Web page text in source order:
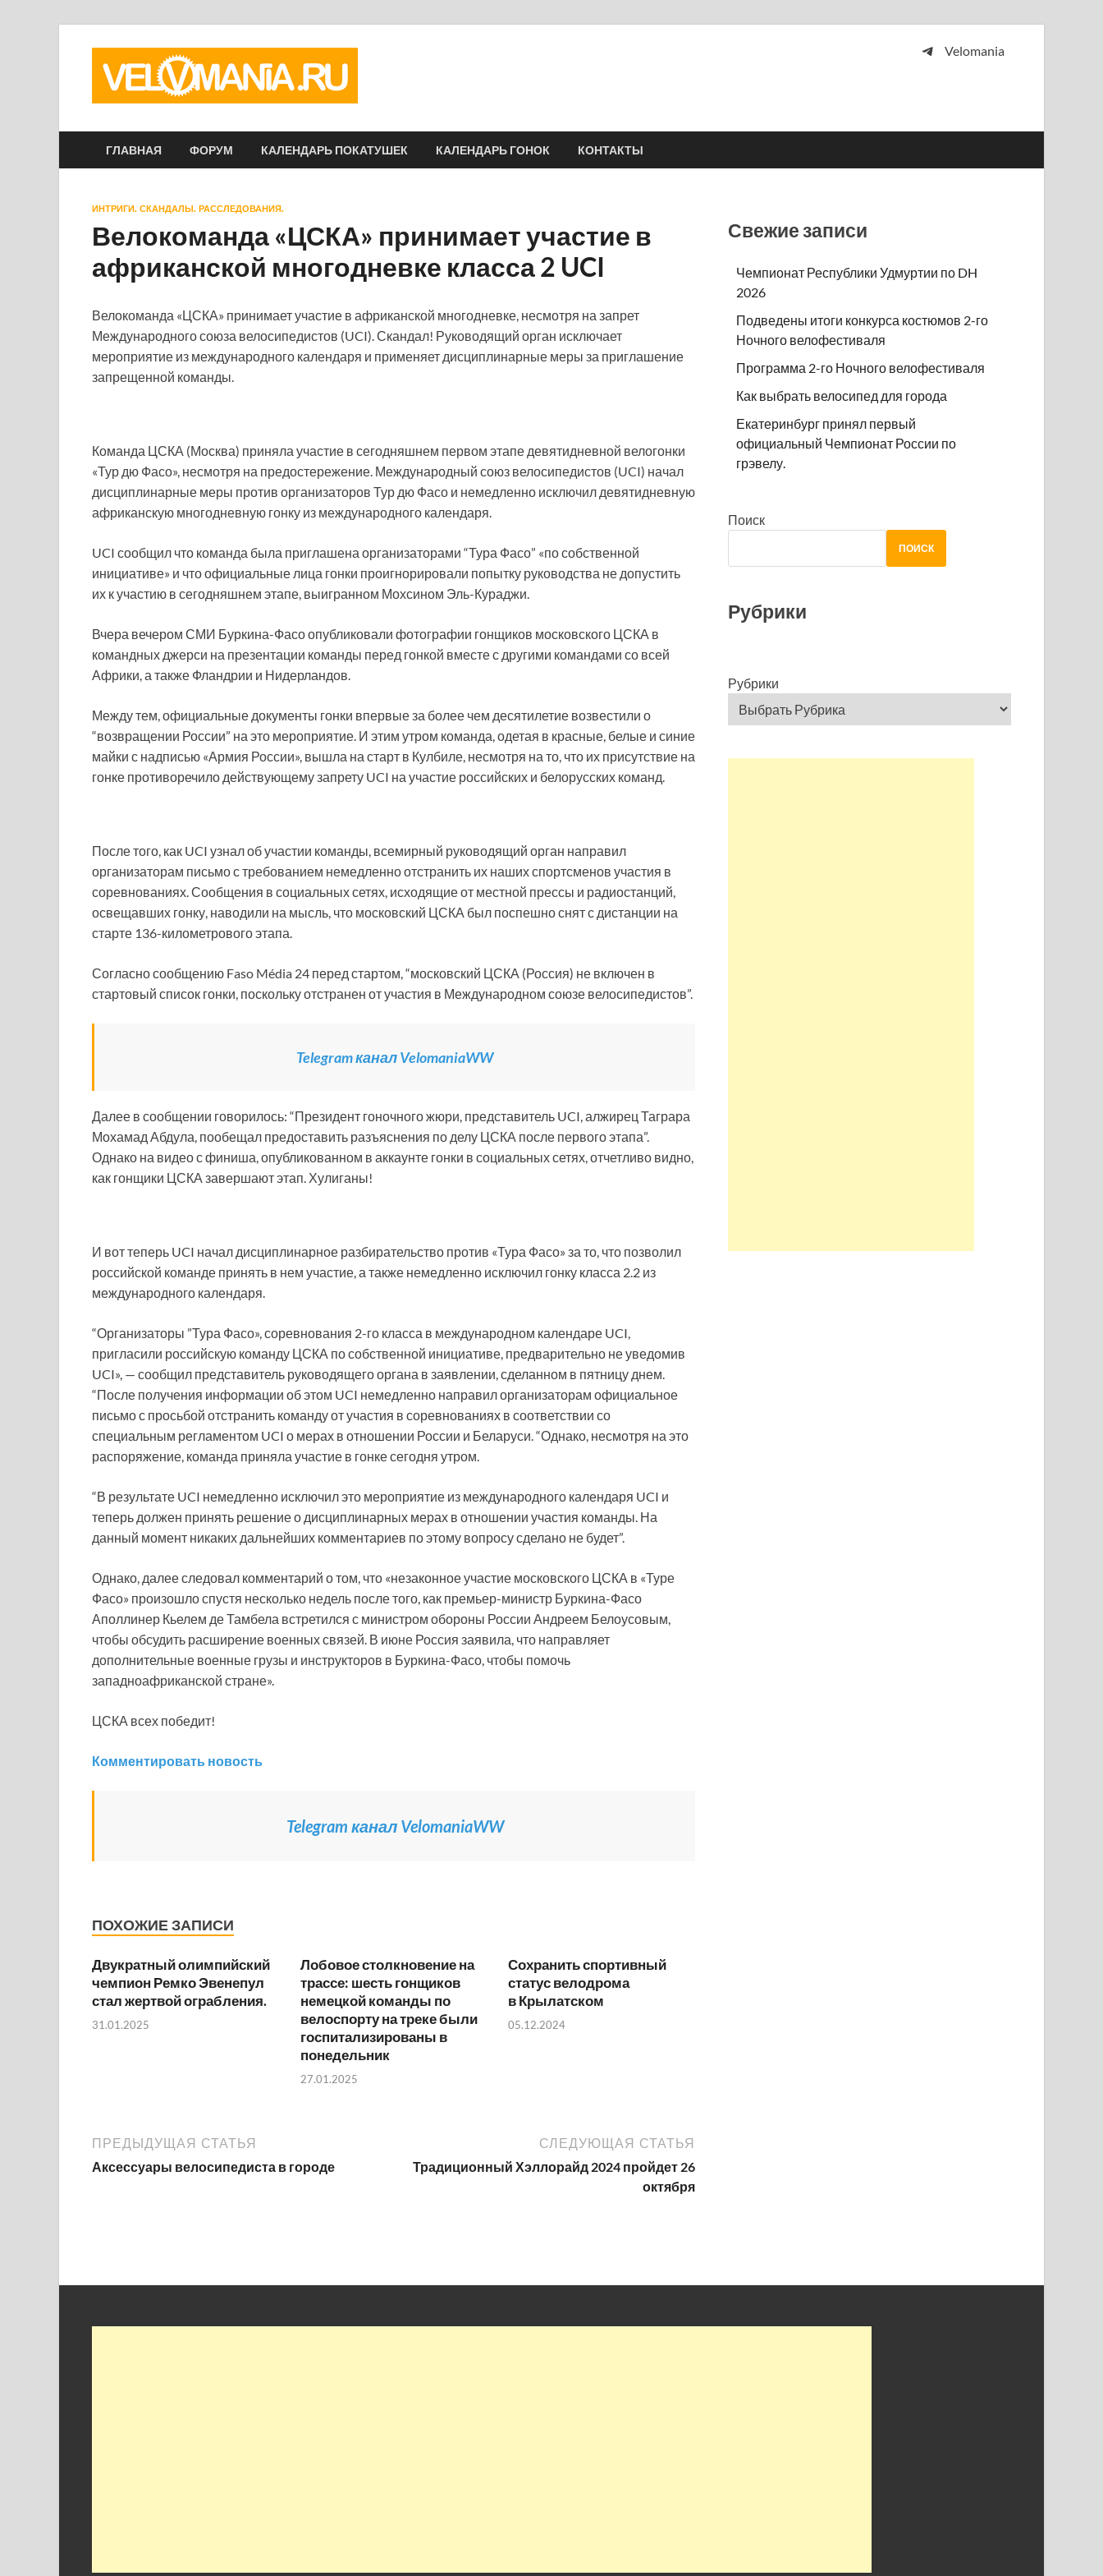
Velomania
ГЛАВНАЯ ФОРУМ КАЛЕНДАРЬ ПОКАТУШЕК КАЛЕНДАРЬ ГОНОК КОНТАКТЫ
ИНТРИГИ. СКАНДАЛЫ. РАССЛЕДОВАНИЯ.
Велокоманда «ЦСКА» принимает участие в
африканской многодневке класса 2 UCI
Велокоманда «ЦСКА» принимает участие в африканской многодневке, несмотря на запрет
Международного союза велосипедистов (UCI). Скандал! Руководящий орган исключает
мероприятие из международного календаря и применяет дисциплинарные меры за приглашение
запрещенной команды.
Команда ЦСКА (Москва) приняла участие в сегодняшнем первом этапе девятидневной велогонки
«Тур дю Фасо», несмотря на предостережение. Международный союз велосипедистов (UCI) начал
дисциплинарные меры против организаторов Тур дю Фасо и немедленно исключил девятидневную
африканскую многодневную гонку из международного календаря.
UCI сообщил что команда была приглашена организаторами “Тура Фасо” «по собственной
инициативе» и что официальные лица гонки проигнорировали попытку руководства не допустить
их к участию в сегодняшнем этапе, выигранном Мохсином Эль-Кураджи.
Вчера вечером СМИ Буркина-Фасо опубликовали фотографии гонщиков московского ЦСКА в
командных джерси на презентации команды перед гонкой вместе с другими командами со всей
Африки, а также Фландрии и Нидерландов.
Между тем, официальные документы гонки впервые за более чем десятилетие возвестили о
“возвращении России” на это мероприятие. И этим утром команда, одетая в красные, белые и синие
майки с надписью «Армия России», вышла на старт в Кулбиле, несмотря на то, что их присутствие на
гонке противоречило действующему запрету UCI на участие российских и белорусских команд.
После того, как UCI узнал об участии команды, всемирный руководящий орган направил
организаторам письмо с требованием немедленно отстранить их наших спортсменов участия в
соревнованиях. Сообщения в социальных сетях, исходящие от местной прессы и радиостанций,
освещавших гонку, наводили на мысль, что московский ЦСКА был поспешно снят с дистанции на
старте 136-километрового этапа.
Согласно сообщению Faso Média 24 перед стартом, “московский ЦСКА (Россия) не включен в
стартовый список гонки, поскольку отстранен от участия в Международном союзе велосипедистов”.
Telegram канал VelomaniaWW
Далее в сообщении говорилось: “Президент гоночного жюри, представитель UCI, алжирец Таграра
Мохамад Абдула, пообещал предоставить разъяснения по делу ЦСКА после первого этапа”.
Однако на видео с финиша, опубликованном в аккаунте гонки в социальных сетях, отчетливо видно,
как гонщики ЦСКА завершают этап. Хулиганы!
И вот теперь UCI начал дисциплинарное разбирательство против «Тура Фасо» за то, что позволил
российской команде принять в нем участие, а также немедленно исключил гонку класса 2.2 из
международного календаря.
“Организаторы ”Тура Фасо», соревнования 2-го класса в международном календаре UCI,
пригласили российскую команду ЦСКА по собственной инициативе, предварительно не уведомив
UCI», — сообщил представитель руководящего органа в заявлении, сделанном в пятницу днем.
“После получения информации об этом UCI немедленно направил организаторам официальное
письмо с просьбой отстранить команду от участия в соревнованиях в соответствии со
специальным регламентом UCI о мерах в отношении России и Беларуси. “Однако, несмотря на это
распоряжение, команда приняла участие в гонке сегодня утром.
“В результате UCI немедленно исключил это мероприятие из международного календаря UCI и
теперь должен принять решение о дисциплинарных мерах в отношении участия команды. На
данный момент никаких дальнейших комментариев по этому вопросу сделано не будет”.
Однако, далее следовал комментарий о том, что «незаконное участие московского ЦСКА в «Туре
Фасо» произошло спустя несколько недель после того, как премьер-министр Буркина-Фасо
Аполлинер Кьелем де Тамбела встретился с министром обороны России Андреем Белоусовым,
чтобы обсудить расширение военных связей. В июне Россия заявила, что направляет
дополнительные военные грузы и инструкторов в Буркина-Фасо, чтобы помочь
западноафриканской стране».
ЦСКА всех победит!
Комментировать новость
Telegram канал VelomaniaWW
ПОХОЖИЕ ЗАПИСИ
Двукратный олимпийский
чемпион Ремко Эвенепул
стал жертвой ограбления.
31.01.2025
Лобовое столкновение на
трассе: шесть гонщиков
немецкой команды по
велоспорту на треке были
госпитализированы в
понедельник
27.01.2025
Сохранить спортивный
статус велодрома
в Крылатском
05.12.2024
ПРЕДЫДУЩАЯ СТАТЬЯ
Аксессуары велосипедиста в городе
СЛЕДУЮЩАЯ СТАТЬЯ
Традиционный Хэллорайд 2024 пройдет 26
октября
Свежие записи
Чемпионат Республики Удмуртии по DH
2026
Подведены итоги конкурса костюмов 2-го
Ночного велофестиваля
Программа 2-го Ночного велофестиваля
Как выбрать велосипед для города
Екатеринбург принял первый
официальный Чемпионат России по
грэвелу.
Поиск
ПОИСК
Рубрики
Рубрики